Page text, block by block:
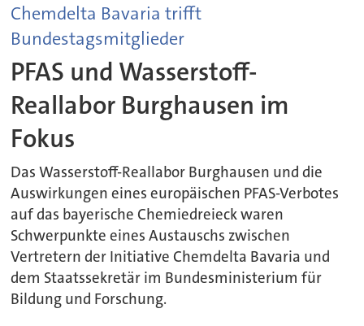
Chemdelta Bavaria trifft
Bundestagsmitglieder
PFAS und Wasserstoff-
Reallabor Burghausen im
Fokus
Das Wasserstoff-Reallabor Burghausen und die
Auswirkungen eines europäischen PFAS-Verbotes
auf das bayerische Chemiedreieck waren
Schwerpunkte eines Austauschs zwischen
Vertretern der Initiative Chemdelta Bavaria und
dem Staatssekretär im Bundesministerium für
Bildung und Forschung.